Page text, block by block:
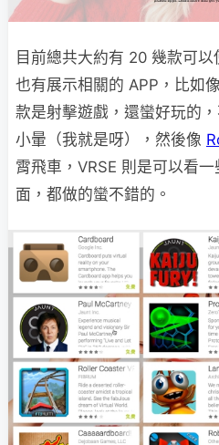
目前總共大約有 20 幾款可
也有展示相關的 APP，比如像
款是射擊遊戲，還蠻好玩的
小暈（我就是呀），然後像
霄飛車，VRSE 則是可以看
面，都做的蠻不錯的。